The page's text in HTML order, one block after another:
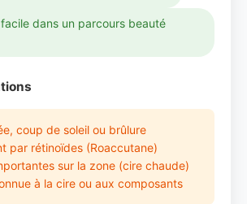
dans un parcours beauté
coup de soleil ou brûlure
par rétinoïdes (Roaccutane)
sur la zone (cire chaude)
à la cire ou aux composants